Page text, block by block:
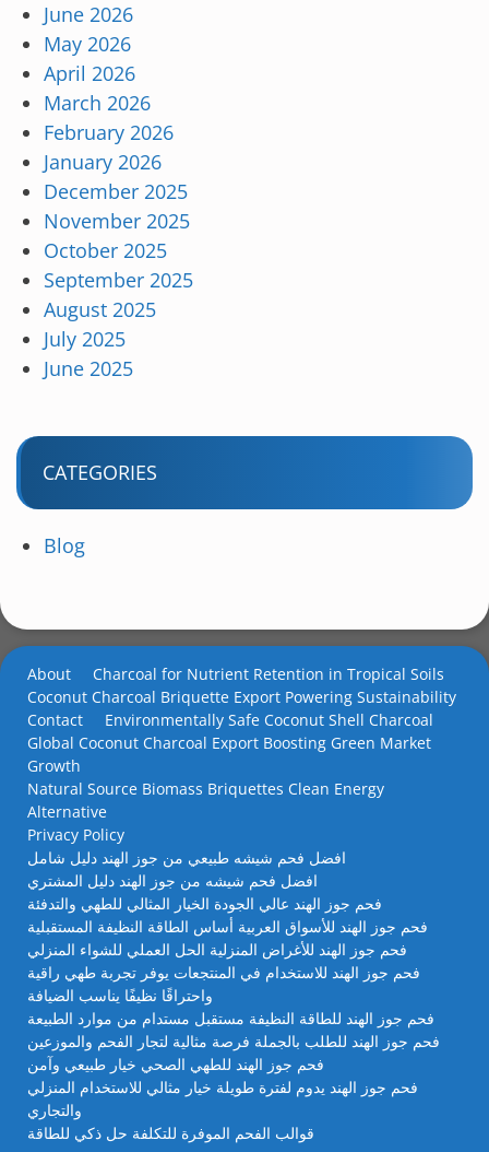
June 2026
May 2026
April 2026
March 2026
February 2026
January 2026
December 2025
November 2025
October 2025
September 2025
August 2025
July 2025
June 2025
CATEGORIES
Blog
About
Charcoal for Nutrient Retention in Tropical Soils
Coconut Charcoal Briquette Export Powering Sustainability
Contact
Environmentally Safe Coconut Shell Charcoal
Global Coconut Charcoal Export Boosting Green Market
Growth
Natural Source Biomass Briquettes Clean Energy
Alternative
Privacy Policy
افضل فحم شيشه طبيعي من جوز الهند دليل شامل
افضل فحم شيشه من جوز الهند دليل المشتري
فحم جوز الهند عالي الجودة الخيار المثالي للطهي والتدفئة
فحم جوز الهند للأسواق العربية أساس الطاقة النظيفة المستقبلية
فحم جوز الهند للأغراض المنزلية الحل العملي للشواء المنزلي
فحم جوز الهند للاستخدام في المنتجعات يوفر تجربة طهي راقية
واحتراقًا نظيفًا يناسب الضيافة
فحم جوز الهند للطاقة النظيفة مستقبل مستدام من موارد الطبيعة
فحم جوز الهند للطلب بالجملة فرصة مثالية لتجار الفحم والموزعين
فحم جوز الهند للطهي الصحي خيار طبيعي وآمن
فحم جوز الهند يدوم لفترة طويلة خيار مثالي للاستخدام المنزلي
والتجاري
قوالب الفحم الموفرة للتكلفة حل ذكي للطاقة